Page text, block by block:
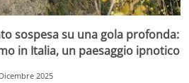
sospesa su una gola profonda:
in Italia, un paesaggio ipnotico
2025